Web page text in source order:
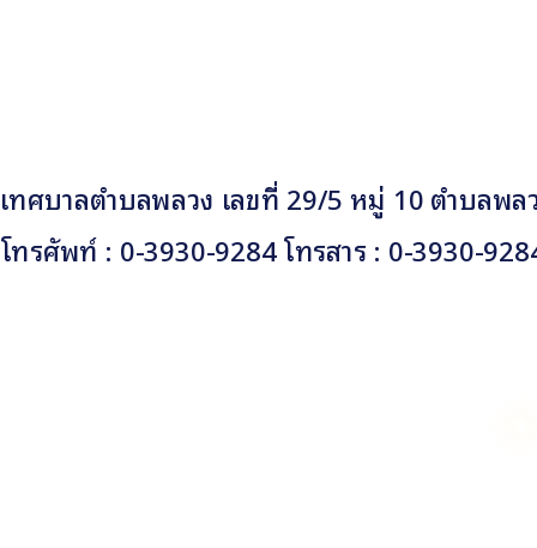
เทศบาลตำบลพลวง เลขที่ 29/5 หมู่ 10 ตำบลพ
โทรศัพท์ : 0-3930-9284 โทรสาร : 0-3930-